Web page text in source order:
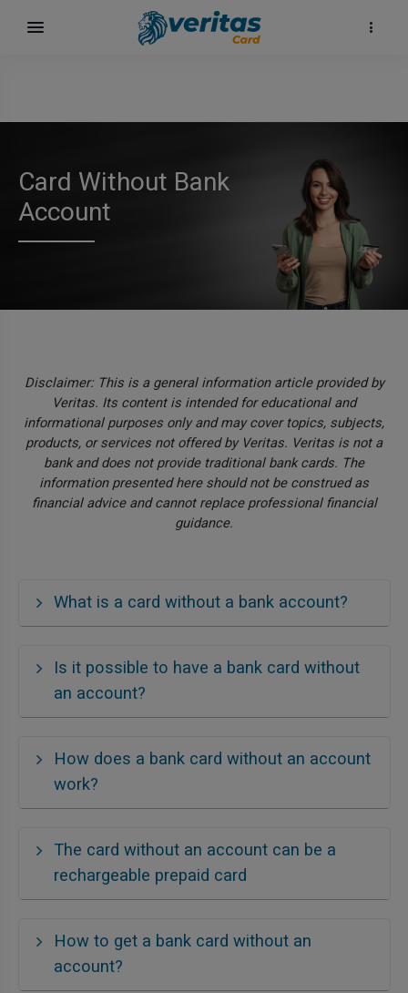
Card Without Bank
Account
Disclaimer: This is a general information article provided by
Veritas. Its content is intended for educational and
informational purposes only and may cover topics, subjects,
products, or services not offered by Veritas. Veritas is not a
bank and does not provide traditional bank cards. The
information presented here should not be construed as
financial advice and cannot replace professional financial
guidance.
What is a card without a bank account?
Is it possible to have a bank card without
an account?
How does a bank card without an account
work?
The card without an account can be a
rechargeable prepaid card
How to get a bank card without an
account?